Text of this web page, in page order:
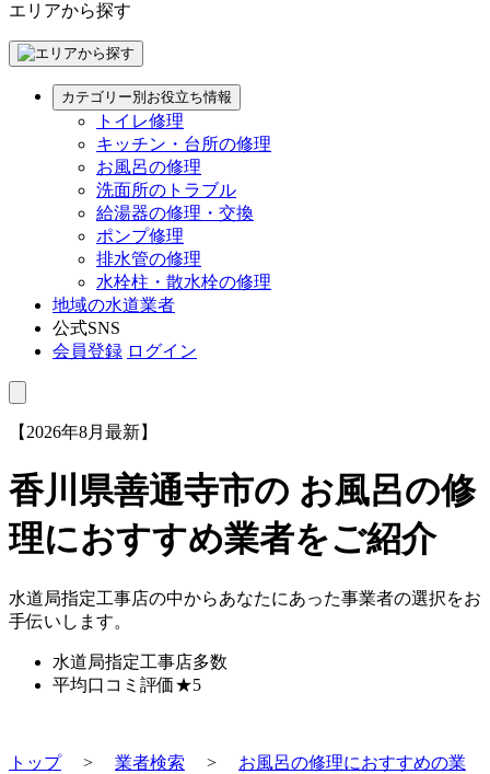
エリアから探す
カテゴリー別お役立ち情報
トイレ修理
キッチン・台所の修理
お風呂の修理
洗面所のトラブル
給湯器の修理・交換
ポンプ修理
排水管の修理
水栓柱・散水栓の修理
地域の水道業者
公式SNS
会員登録 ログイン
【2026年8月最新】
香川県善通寺市の お風呂の修
理におすすめ業者をご紹介
水道局指定工事店の中からあなたにあった事業者の選択をお
手伝いします。
水道局指定工事店多数
平均口コミ評価★5
トップ> 業者検索 > お風呂の修理におすすめの業